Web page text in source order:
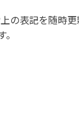
の表記を随時